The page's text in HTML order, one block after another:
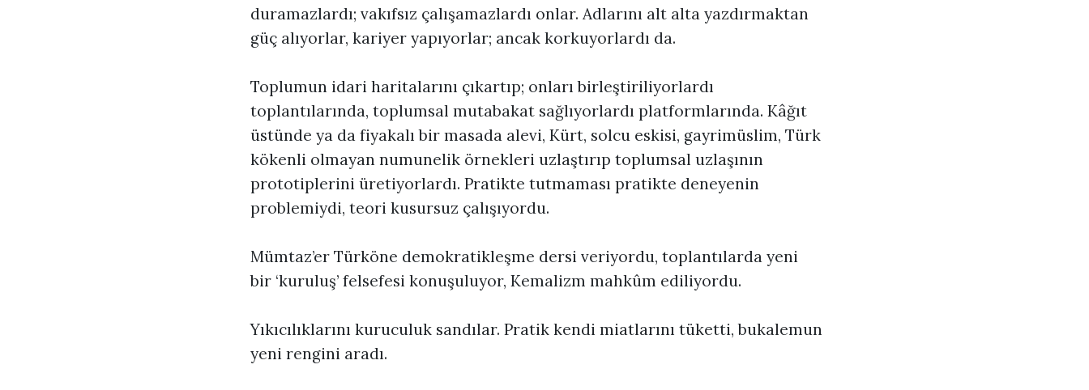
duramazlardı; vakıfsız çalışamazlardı onlar. Adlarını alt alta yazdırmaktan
güç alıyorlar, kariyer yapıyorlar; ancak korkuyorlardı da.
Toplumun idari haritalarını çıkartıp; onları birleştiriliyorlardı
toplantılarında, toplumsal mutabakat sağlıyorlardı platformlarında. Kâğıt
üstünde ya da fiyakalı bir masada alevi, Kürt, solcu eskisi, gayrimüslim, Türk
kökenli olmayan numunelik örnekleri uzlaştırıp toplumsal uzlaşının
prototiplerini üretiyorlardı. Pratikte tutmaması pratikte deneyenin
problemiydi, teori kusursuz çalışıyordu.
Mümtaz’er Türköne demokratikleşme dersi veriyordu, toplantılarda yeni
bir ‘kuruluş’ felsefesi konuşuluyor, Kemalizm mahkûm ediliyordu.
Yıkıcılıklarını kuruculuk sandılar. Pratik kendi miatlarını tüketti, bukalemun
yeni rengini aradı.